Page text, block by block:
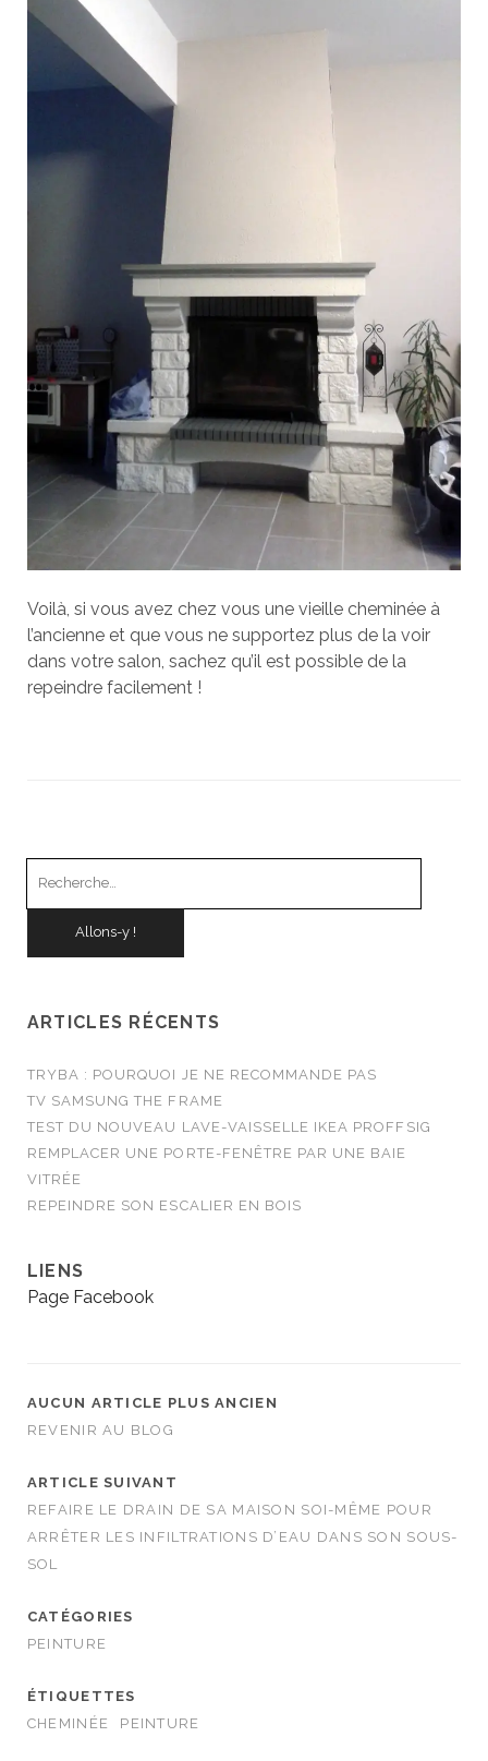
Voilà, si vous avez chez vous une vieille cheminée à
l’ancienne et que vous ne supportez plus de la voir
dans votre salon, sachez qu’il est possible de la
repeindre facilement !
ARTICLES RÉCENTS
TRYBA : POURQUOI JE NE RECOMMANDE PAS
TV SAMSUNG THE FRAME
TEST DU NOUVEAU LAVE-VAISSELLE IKEA PROFFSIG
REMPLACER UNE PORTE-FENÊTRE PAR UNE BAIE
VITRÉE
REPEINDRE SON ESCALIER EN BOIS
LIENS
Page Facebook
AUCUN ARTICLE PLUS ANCIEN
REVENIR AU BLOG
ARTICLE SUIVANT
REFAIRE LE DRAIN DE SA MAISON SOI-MÊME POUR
ARRÊTER LES INFILTRATIONS D’EAU DANS SON SOUS-
SOL
CATÉGORIES
PEINTURE
ÉTIQUETTES
CHEMINÉE
PEINTURE